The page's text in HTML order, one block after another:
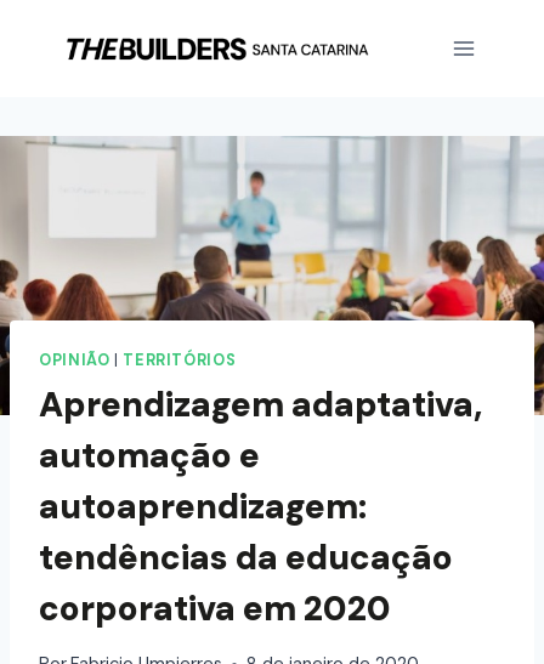
OPINIÃO TERRITÓRIOS
Aprendizagem adaptativa,
automação e
autoaprendizagem:
tendências da educação
corporativa em 2020